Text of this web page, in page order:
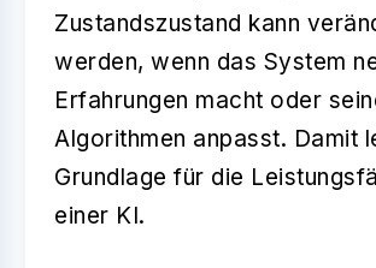
Zustandszustand kann
werden, wenn das System
Erfahrungen macht oder
Algorithmen anpasst. Damit
Grundlage für die
einer KI.